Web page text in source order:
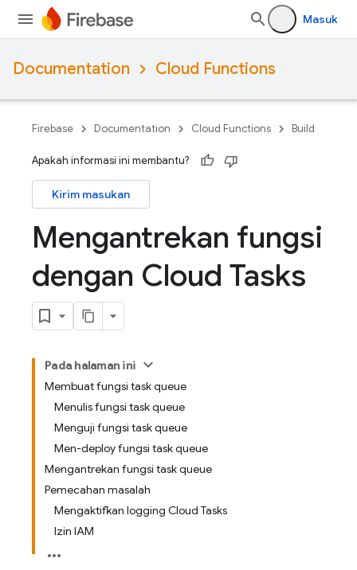
Masuk
Documentation Cloud Functions
Firebase Documentation Cloud Functions Build
Apakah informasi ini membantu?
Kirim masukan
Mengantrekan fungsi
dengan Cloud Tasks
Pada halaman ini
Membuat fungsi task queue
Menulis fungsi task queue
Menguji fungsi task queue
Men-deploy fungsi task queue
Mengantrekan fungsi task queue
Pemecahan masalah
Mengaktifkan logging Cloud Tasks
Izin IAM